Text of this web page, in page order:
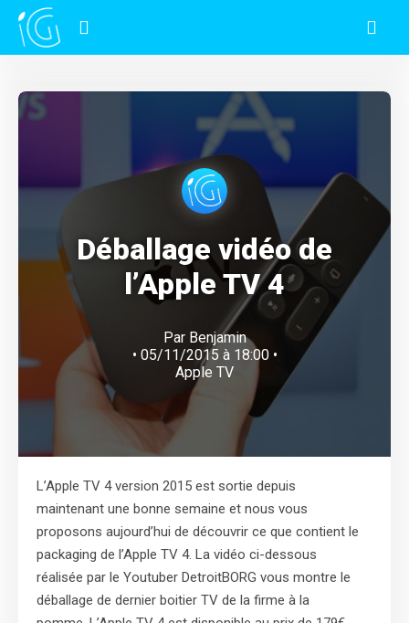
Déballage vidéo de
l’Apple TV 4
Par Benjamin
• 05/11/2015 à 18:00 •
Apple TV
L’Apple TV 4 version 2015 est sortie depuis
maintenant une bonne semaine et nous vous
proposons aujourd’hui de découvrir ce que contient le
packaging de l’Apple TV 4. La vidéo ci-dessous
réalisée par le Youtuber DetroitBORG vous montre le
déballage de dernier boitier TV de la firme à la